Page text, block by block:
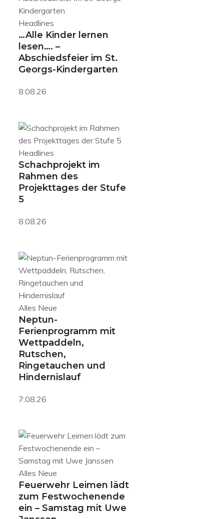
Headlines
…Alle Kinder lernen
lesen…. –
Abschiedsfeier im St.
Georgs-Kindergarten
8.08.26
Headlines
Schachprojekt im
Rahmen des
Projekttages der Stufe
5
8.08.26
Alles Neue
Neptun-
Ferienprogramm mit
Wettpaddeln,
Rutschen,
Ringetauchen und
Hindernislauf
7.08.26
Alles Neue
Feuerwehr Leimen lädt
zum Festwochenende
ein – Samstag mit Uwe